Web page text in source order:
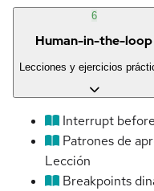
6
Human-in-the-loop
Lecciones y ejercicios
Interrupt
Patrones de
Lección
Breakpoints